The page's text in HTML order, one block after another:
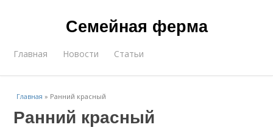
Семейная ферма
Главная Новости Статьи
Главная » Ранний красный
Ранний красный